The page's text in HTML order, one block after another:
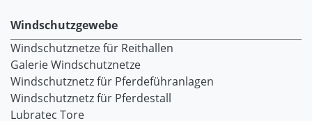
Windschutzgewebe
Windschutznetze für Reithallen
Galerie Windschutznetze
Windschutznetz für Pferdeführanlagen
Windschutznetz für Pferdestall
Lubratec Tore